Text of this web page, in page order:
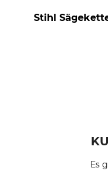
Stihl
Es